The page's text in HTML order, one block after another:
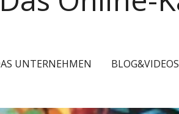
UNTERNEHMEN BLOG&VIDEOS